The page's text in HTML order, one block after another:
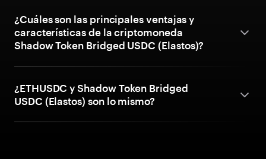
¿Cuáles son las principales ventajas y
características de la criptomoneda
Shadow Token Bridged USDC (Elastos)?
¿ETHUSDC y Shadow Token Bridged
USDC (Elastos) son lo mismo?